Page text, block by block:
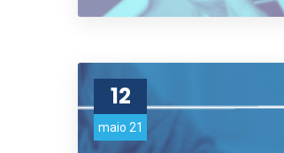
12
maio 21